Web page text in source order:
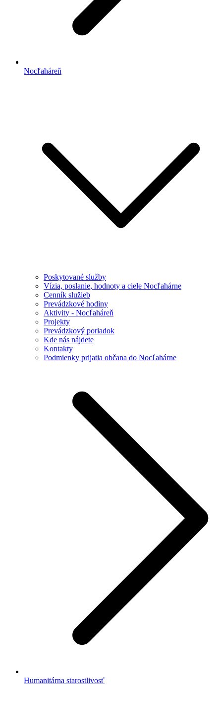
Nocľaháreň
Poskytované služby
Vízia, poslanie, hodnoty a ciele Nocľahárne
Cenník služieb
Prevádzkové hodiny
Aktivity - Nocľaháreň
Projekty
Prevádzkový poriadok
Kde nás nájdete
Kontakty
Podmienky prijatia občana do Nocľahárne
Humanitárna starostlivosť